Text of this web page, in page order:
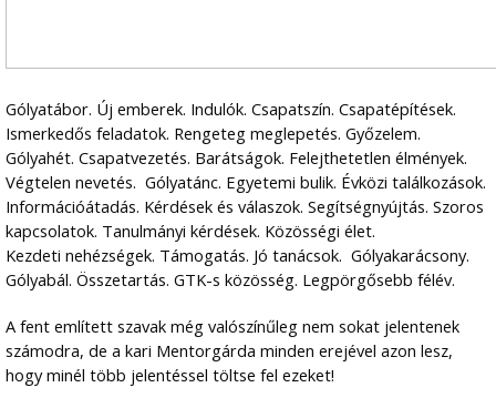
Gólyatábor. Új emberek. Indulók. Csapatszín. Csapatépítések.
Ismerkedős feladatok. Rengeteg meglepetés. Győzelem.
Gólyahét. Csapatvezetés. Barátságok. Felejthetetlen élmények.
Végtelen nevetés. Gólyatánc. Egyetemi bulik. Évközi találkozások.
Információátadás. Kérdések és válaszok. Segítségnyújtás. Szoros
kapcsolatok. Tanulmányi kérdések. Közösségi élet.
Kezdeti nehézségek. Támogatás. Jó tanácsok. Gólyakarácsony.
Gólyabál. Összetartás. GTK-s közösség. Legpörgősebb félév.
A fent említett szavak még valószínűleg nem sokat jelentenek
számodra, de a kari Mentorgárda minden erejével azon lesz,
hogy minél több jelentéssel töltse fel ezeket!